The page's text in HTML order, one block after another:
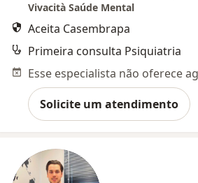
Vivacità Saúde Mental
Aceita Casembrapa
Primeira consulta Psiquiatria
Solicite um atendimento